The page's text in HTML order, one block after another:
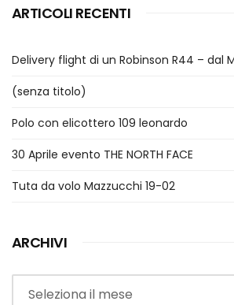
ARTICOLI RECENTI
Delivery flight di un Robinson R44 – dal
(senza titolo)
Polo con elicottero 109 leonardo
30 Aprile evento THE NORTH FACE
Tuta da volo Mazzucchi 19-02
ARCHIVI
Archivi